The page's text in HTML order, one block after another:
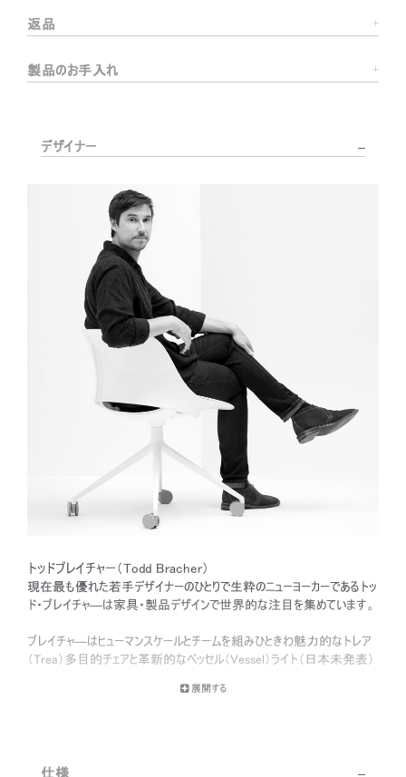
返品
製品のお手入れ
デザイナー
トッドブレイチャー（Todd Bracher）
現在最も優れた若手デザイナーのひとりで生粋のニューヨーカーであるトッ
ド・ブレイチャ―は家具・製品デザインで世界的な注目を集めています。
ブレイチャ―はヒューマンスケールとチームを組みひときわ魅力的なトレア
（Trea）多目的チェアと革新的なベッセル（Vessel）ライト（日本未発表）
作を模倣し手で調整する必要を無くしました。
マークデザインスクール（Danmarks Designskole）でインテリアおよび家具
展開する
仕様